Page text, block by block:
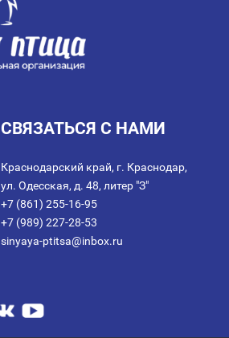
СВЯЗАТЬСЯ С НАМИ
Краснодарский край, г. Краснодар,
ул. Одесская, д. 48, литер "З"
+7 (861) 255-16-95
+7 (989) 227-28-53
sinyaya-ptitsa@inbox.ru